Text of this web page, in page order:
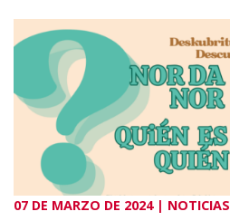
07 DE MARZO DE 2024 | NOTICIAS